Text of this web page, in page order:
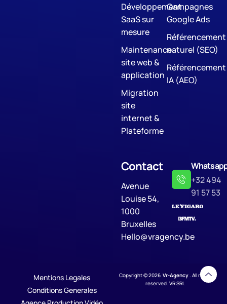
Développement
SaaS sur
mesure
Maintenance
site web &
application
Migration
site
internet &
Plateforme
Campagnes
Google Ads
Référencement
naturel (SEO)
Référencement
IA (AEO)
Contact
Avenue
Louise 54,
1000
Bruxelles
Hello@vragency.be
+32 494
91 57 53
Mentions Legales
Conditions Generales
Copyright © 2026 Vr-Agency. All rights
reserved. VR SRL